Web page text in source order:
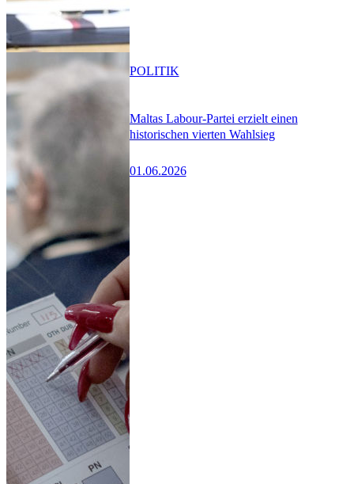
Maltas Labour-Partei erzielt einen
historischen vierten Wahlsieg
01.06.2026
POLITIK